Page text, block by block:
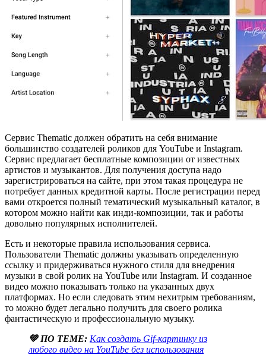
Сервис Thematic должен обратить на себя внимание
большинство создателей роликов для YouTube и Instagram.
Сервис предлагает бесплатные композиции от известных
артистов и музыкантов. Для получения доступа надо
зарегистрироваться на сайте, при этом такая процедура не
потребует данных кредитной карты. После регистрации перед
вами откроется полный тематический музыкальный каталог, в
котором можно найти как инди-композиции, так и работы
довольно популярных исполнителей.
Есть и некоторые правила использования сервиса.
Пользователи Thematic должны указывать определенную
ссылку и придерживаться нужного стиля для внедрения
музыки в свой ролик на YouTube или Instagram. И созданное
видео можно показывать только на указанных двух
платформах. Но если следовать этим нехитрым требованиям,
то можно будет легально получить для своего ролика
фантастическую и профессиональную музыку.
💚 ПО ТЕМЕ: Как создать Gif-картинку из
любого видео на YouTube без использования